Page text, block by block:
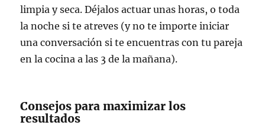
limpia y seca. Déjalos actuar unas horas, o toda
la noche si te atreves (y no te importe iniciar
una conversación si te encuentras con tu pareja
en la cocina a las 3 de la mañana).
Consejos para maximizar los
resultados